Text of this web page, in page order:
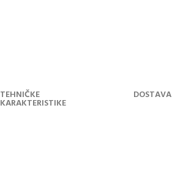
TEHNIČKE
KARAKTERISTIKE
DOSTAVA